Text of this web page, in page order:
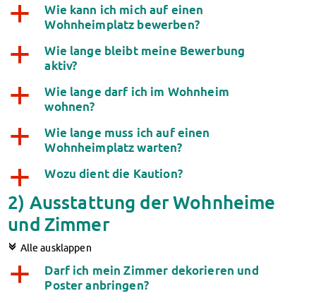
FAQs Soziales & Beratung
Dokumente
AnsprechpartnerInnen
Kultur & Internationales
Wohnen für Internationals
Kulturförderung
KreativWorkshops
Magdeburger Studierendentage
AnsprechpartnerInnen
Kinderbetreuung
Kita CampusKids
Randzeitenbetreuung
Anmeldung
Nutzungsbedingungen
a
Wie kann ich mich auf einen
Wohnheimplatz bewerben?
a
Wie lange bleibt meine Bewerbung
aktiv?
a
Wie lange darf ich im Wohnheim
wohnen?
a
Wie lange muss ich auf einen
Wohnheimplatz warten?
a Wozu dient die Kaution?
2) Ausstattung der Wohnheime
und Zimmer
c Alle ausklappen
a
Darf ich mein Zimmer dekorieren und
Poster anbringen?